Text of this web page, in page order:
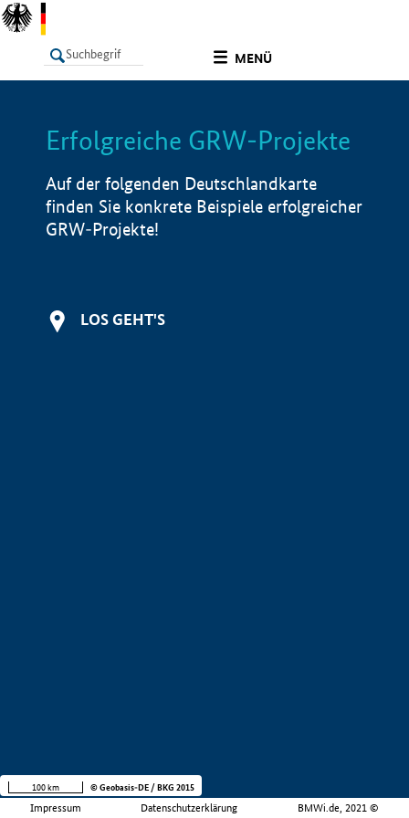
MENÜ
LISTE Info
Erfolgreiche GRW-Projekte
Auf der folgenden Deutschlandkarte
finden Sie konkrete Beispiele erfolgreicher
GRW-Projekte!
LOS GEHT'S
Impressum Datenschutzerklärung BMWi.de, 2021 ©
100 km © Geobasis-DE / BKG 2015